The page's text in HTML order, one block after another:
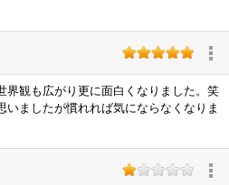
界観も広がり更に面白くなりました。笑
いましたが慣れれば気にならなくなりま